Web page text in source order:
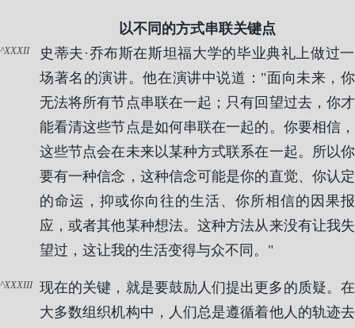
以不同的方式串联关键点
XXXII
史蒂夫·乔布斯在斯坦福大学的毕业典礼上做过一
场著名的演讲。他在演讲中说道："面向未来，你
无法将所有节点串联在一起；只有回望过去，你才
能看清这些节点是如何串联在一起的。你要相信，
这些节点会在未来以某种方式联系在一起。所以你
要有一种信念，这种信念可能是你的直觉、你认定
的命运，抑或你向往的生活、你所相信的因果报
应，或者其他某种想法。这种方法从来没有让我失
望过，这让我的生活变得与众不同。"
XXXIII 现在的关键，就是要鼓励人们提出更多的质疑。在
大多数组织机构中，人们总是遵循着他人的轨迹去